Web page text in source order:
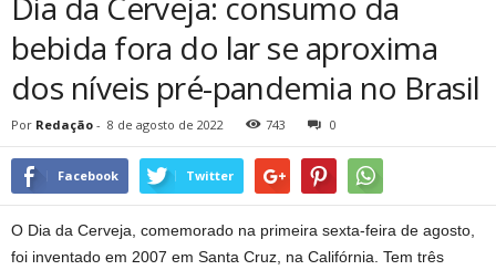
bebida fora do lar se aproxima
dos níveis pré-pandemia no Brasil
Por Redação - 8 de agosto de 2022 743 0
Facebook Twitter
O Dia da Cerveja, comemorado na primeira sexta-feira de agosto,
foi inventado em 2007 em Santa Cruz, na Califórnia. Tem três